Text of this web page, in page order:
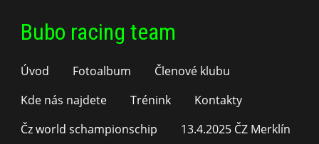
Bubo racing team
Úvod Fotoalbum
Členové klubu
Kde nás najdete
Trénink
Kontakty
Čz world schampionschip
13.4.2025 ČZ Merklín